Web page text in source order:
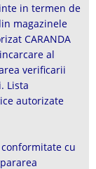
in termen de
magazinele
CARANDA
al
verificarii
Lista
autorizate
cu